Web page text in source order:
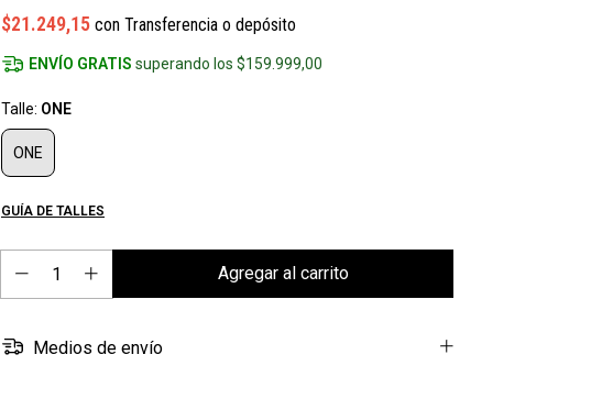
$21.249,15 con Transferencia o depósito
ENVÍO GRATIS superando los$159.999,00
Talle: ONE
ONE
GUÍA DE TALLES
Medios de envío